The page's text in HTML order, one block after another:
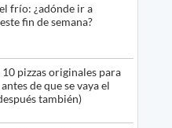
frío: ¿adónde ir a
fin de semana?
10 pizzas originales para
de que se vaya el
también)